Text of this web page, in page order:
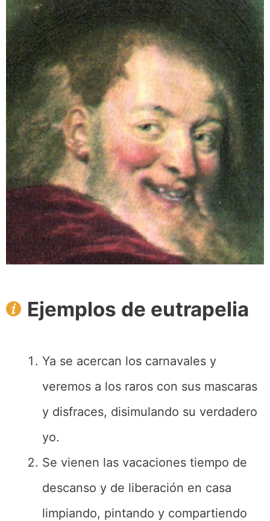
Ejemplos de eutrapelia
Ya se acercan los carnavales y
veremos a los raros con sus mascaras
y disfraces, disimulando su verdadero
yo.
Se vienen las vacaciones tiempo de
descanso y de liberación en casa
limpiando, pintando y compartiendo